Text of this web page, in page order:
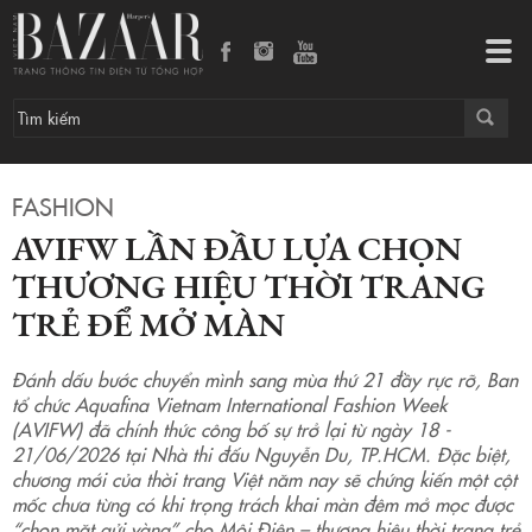
FASHION
AVIFW LẦN ĐẦU LỰA CHỌN
THƯƠNG HIỆU THỜI TRANG
TRẺ ĐỂ MỞ MÀN
Đánh dấu bước chuyển mình sang mùa thứ 21 đầy rực rỡ, Ban
tổ chức Aquafina Vietnam International Fashion Week
(AVIFW) đã chính thức công bố sự trở lại từ ngày 18 -
21/06/2026 tại Nhà thi đấu Nguyễn Du, TP.HCM. Đặc biệt,
chương mới của thời trang Việt năm nay sẽ chứng kiến một cột
mốc chưa từng có khi trọng trách khai màn đêm mở mọc được